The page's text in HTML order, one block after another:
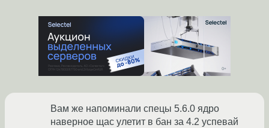
Вам же напоминали спецы 5.6.0 ядро
наверное щас улетит в бан за 4.2 успевай